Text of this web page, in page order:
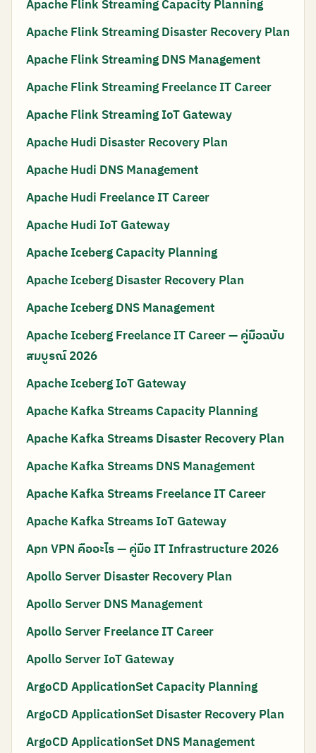
Apache Flink Streaming Capacity Planning
Apache Flink Streaming Disaster Recovery Plan
Apache Flink Streaming DNS Management
Apache Flink Streaming Freelance IT Career
Apache Flink Streaming IoT Gateway
Apache Hudi Disaster Recovery Plan
Apache Hudi DNS Management
Apache Hudi Freelance IT Career
Apache Hudi IoT Gateway
Apache Iceberg Capacity Planning
Apache Iceberg Disaster Recovery Plan
Apache Iceberg DNS Management
Apache Iceberg Freelance IT Career — คู่มือฉบับ
สมบูรณ์ 2026
Apache Iceberg IoT Gateway
Apache Kafka Streams Capacity Planning
Apache Kafka Streams Disaster Recovery Plan
Apache Kafka Streams DNS Management
Apache Kafka Streams Freelance IT Career
Apache Kafka Streams IoT Gateway
Apn VPN คืออะไร — คู่มือ IT Infrastructure 2026
Apollo Server Disaster Recovery Plan
Apollo Server DNS Management
Apollo Server Freelance IT Career
Apollo Server IoT Gateway
ArgoCD ApplicationSet Capacity Planning
ArgoCD ApplicationSet Disaster Recovery Plan
ArgoCD ApplicationSet DNS Management